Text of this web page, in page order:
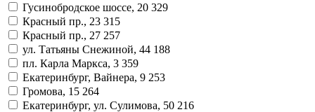
Гусинобродское шоссе, 20 329
Красный пр., 23 315
Красный пр., 27 257
ул. Татьяны Снежиной, 44 188
пл. Карла Маркса, 3 359
Екатеринбург, Вайнера, 9 253
Громова, 15 264
Екатеринбург, ул. Сулимова, 50 216